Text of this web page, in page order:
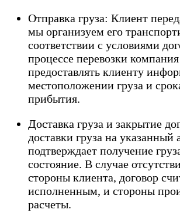
Отправка груза: Клиент
мы организуем его
соответствии с условиями
процессе перевозки
предоставлять клиенту
местоположении груза и
прибытия.
Доставка груза и закрытие
доставки груза на указанный
подтверждает получение
состояние. В случае
стороны клиента, договор
исполненным, и стороны
расчеты.